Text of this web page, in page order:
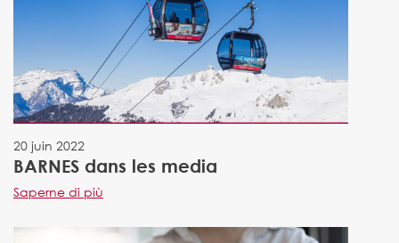
20 juin 2022
BARNES dans les media
Saperne di più